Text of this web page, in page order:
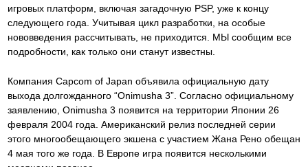
игровых платформ, включая загадочную PSP, уже к концу
следующего года. Учитывая цикл разработки, на особые
нововведения рассчитывать, не приходится. МЫ сообщим все
подробности, как только они станут известны.
Компания Capcom of Japan объявила официальную дату
выхода долгожданного “Onimusha 3”. Согласно официальному
заявлению, Onimusha 3 появится на территории Японии 26
февраля 2004 года. Американский релиз последней серии
этого многообещающего экшена с участием Жана Рено обещан
4 мая того же года. В Европе игра появится несколькими